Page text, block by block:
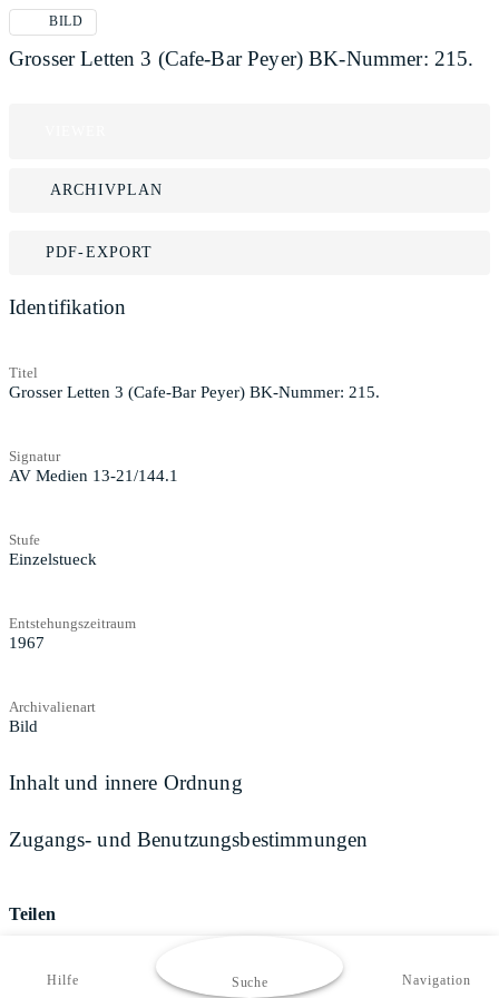
BILD
Grosser Letten 3 (Cafe-Bar Peyer) BK-Nummer: 215.
ARCHIVPLAN
PDF-EXPORT
Identifikation
Titel
Grosser Letten 3 (Cafe-Bar Peyer) BK-Nummer: 215.
Signatur
AV Medien 13-21/144.1
Stufe
Einzelstueck
Entstehungszeitraum
1967
Archivalienart
Bild
Inhalt und innere Ordnung
Zugangs- und Benutzungsbestimmungen
Teilen
Hilfe Suche Navigation